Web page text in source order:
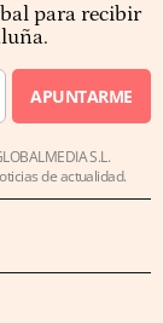
para recibir
APUNTARME
S.L.
de actualidad.